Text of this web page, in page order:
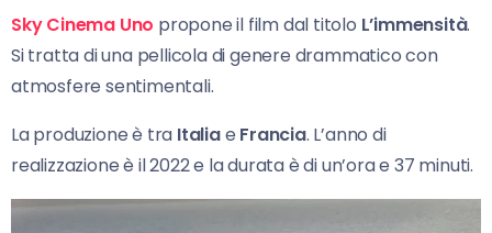
Sky Cinema Uno propone il film dal titolo L’immensità.
Si tratta di una pellicola di genere drammatico con
atmosfere sentimentali.
La produzione è tra Italiae Francia. L’anno di
realizzazione è il 2022 e la durata è di un’ora e 37 minuti.